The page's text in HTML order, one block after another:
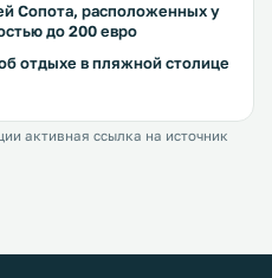
Сопота, расположенных у
до 200 евро
отдыхе в пляжной столице
активная ссылка на источник